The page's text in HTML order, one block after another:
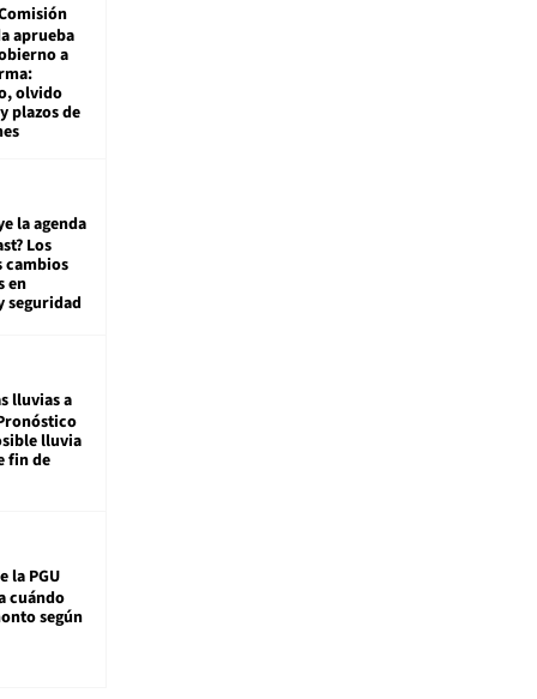
aprueba
a
olvido
plazos de
la agenda
Los
cambios
en
seguridad
lluvias a
lluvia
fin de
la PGU
cuándo
según